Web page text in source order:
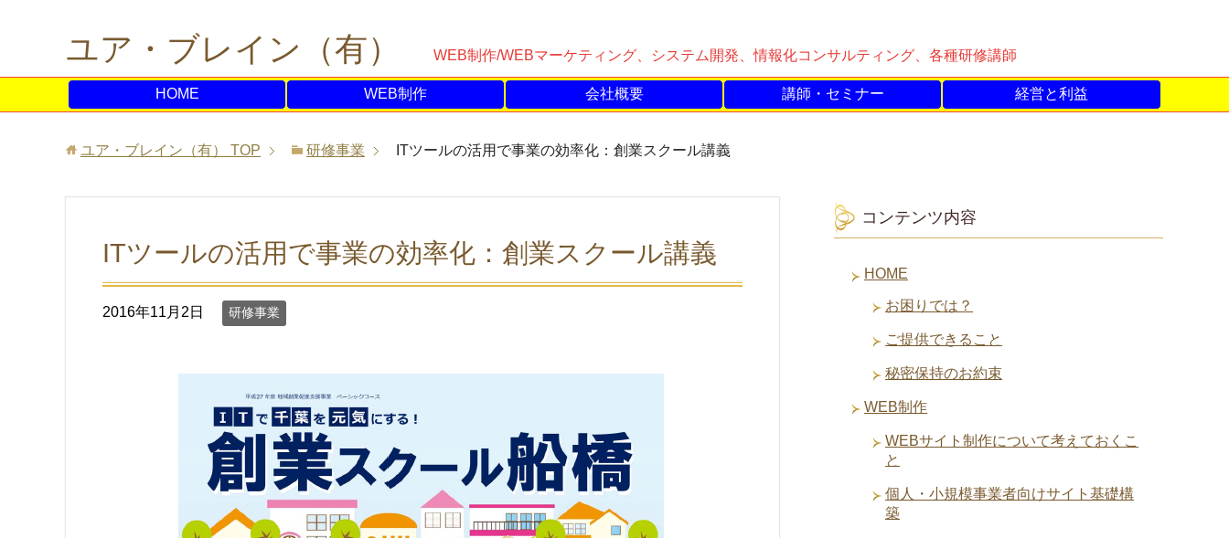
ユア・ブレイン（有） WEB制作/WEBマーケティング、システム開発、情報化コンサルティング、各種研修講師
HOME WEB制作 会社概要 講師・セミナー 経営と利益
ユア・ブレイン（有） TOP 研修事業 ITツールの活用で事業の効率化：創業スクール講義
ITツールの活用で事業の効率化：創業スクール講義
2016年11月2日 研修事業
コンテンツ内容
HOME
お困りでは？
ご提供できること
秘密保持のお約束
WEB制作
WEBサイト制作について考えておくこ
と
個人・小規模事業者向けサイト基礎構
築